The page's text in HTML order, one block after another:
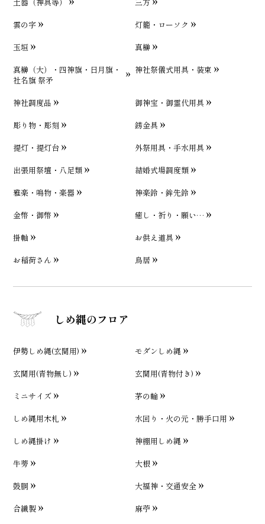
雲の字
灯籠・ローソク
玉垣
真榊
真榊（大）・四神旗・日月旗・
社名旗 祭矛
神社祭儀式用具・装束
神社調度品
御神宝・御霊代用具
彫り物・彫刻
錺金具
提灯・提灯台
外祭用具・手水用具
出張用祭壇・八足類
結婚式場調度類
雅楽・鳴物・楽器
神楽鈴・鉾先鈴
金幣・御幣
癒し・祈り・願い…
掛軸
お供え道具
お稲荷さん
鳥居
しめ縄のフロア
伊勢しめ縄(玄関用)
モダンしめ縄
玄関用(青物無し)
玄関用(青物付き)
ミニサイズ
茅の輪
しめ縄用木札
水回り・火の元・勝手口用
しめ縄掛け
神棚用しめ縄
牛蒡
大根
鼓胴
大福神・交通安全
合繊製
麻苧